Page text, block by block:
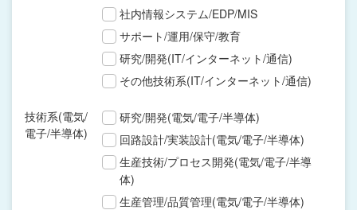
社内情報システム/EDP/MIS
サポート/運用/保守/教育
研究/開発(IT/インターネット/通信)
その他技術系(IT/インターネット/通信)
技術系(電気/
電子/半導体)
研究/開発(電気/電子/半導体)
回路設計/実装設計(電気/電子/半導体)
生産技術/プロセス開発(電気/電子/半導
体)
生産管理/品質管理(電気/電子/半導体)